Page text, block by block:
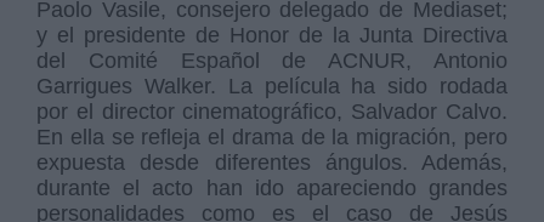
Paolo Vasile, consejero delegado de Mediaset;
y el presidente de Honor de la Junta Directiva
del Comité Español de ACNUR, Antonio
Garrigues Walker. La película ha sido rodada
por el director cinematográfico, Salvador Calvo.
En ella se refleja el drama de la migración, pero
expuesta desde diferentes ángulos. Además,
durante el acto han ido apareciendo grandes
personalidades como es el caso de Jesús